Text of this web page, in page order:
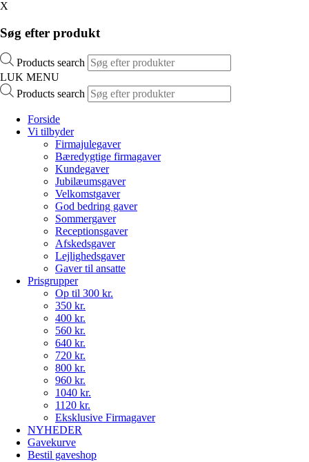
X
Søg efter produkt
Products search
LUK MENU
Products search
Forside
Vi tilbyder
Firmajulegaver
Bæredygtige firmagaver
Kundegaver
Jubilæumsgaver
Velkomstgaver
God bedring gaver
Sommergaver
Receptionsgaver
Afskedsgaver
Lejlighedsgaver
Gaver til ansatte
Prisgrupper
Op til 300 kr.
350 kr.
400 kr.
560 kr.
640 kr.
720 kr.
800 kr.
960 kr.
1040 kr.
1120 kr.
Eksklusive Firmagaver
NYHEDER
Gavekurve
Bestil gaveshop